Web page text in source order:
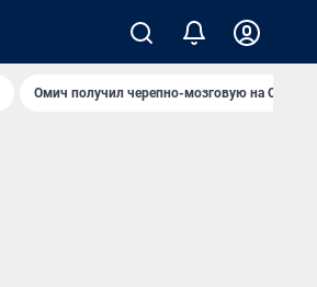
Омич получил черепно-мозговую на ОНПЗ